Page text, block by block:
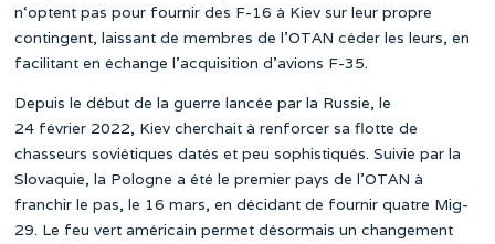
n‘optent pas pour fournir des F-16 à Kiev sur leur propre
contingent, laissant de membres de l’OTAN céder les leurs, en
facilitant en échange l’acquisition d’avions F-35.
Depuis le début de la guerre lancée par la Russie, le
24 février 2022, Kiev cherchait à renforcer sa flotte de
chasseurs soviétiques datés et peu sophistiqués. Suivie par la
Slovaquie, la Pologne a été le premier pays de l’OTAN à
franchir le pas, le 16 mars, en décidant de fournir quatre Mig-
29. Le feu vert américain permet désormais un changement